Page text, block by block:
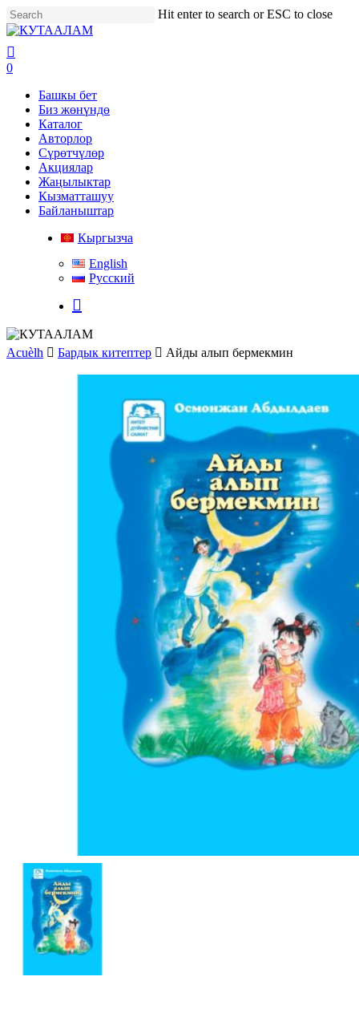
Skip
to
content
Hit enter to search or ESC to close
Close
Search
0
Башкы бет
Биз жөнүндө
Каталог
Авторлор
Сүрөтчүлөр
Акциялар
Жаңылыктар
Кызматташуу
Байланыштар
Кыргызча
English
Русский
Acuèlh Бардык китептер Айды алып бермекмин